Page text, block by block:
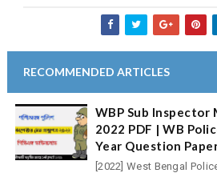
RECOMMENDED ARTICLES
WBP Sub Inspector
2022 PDF | WB
Year Question
[2022] West Bengal